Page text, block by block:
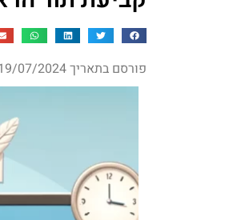
פורסם בתאריך 19/07/2024